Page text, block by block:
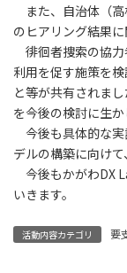
また、自治体（高
のヒアリング結果
徘徊者捜索の協力
利用を促す施策を
と等が共有されま
を今後の検討に生か
今後も具体的な実
デルの構築に向けて
今後もかがわDX
いきます。
活動内容カテゴリ 要